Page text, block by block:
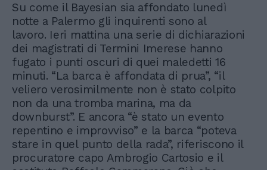
Su come il Bayesian sia affondato lunedì
notte a Palermo gli inquirenti sono al
lavoro. Ieri mattina una serie di dichiarazioni
dei magistrati di Termini Imerese hanno
fugato i punti oscuri di quei maledetti 16
minuti. “La barca è affondata di prua”, “il
veliero verosimilmente non è stato colpito
non da una tromba marina, ma da
downburst”. E ancora “è stato un evento
repentino e improvviso” e la barca “poteva
stare in quel punto della rada”, riferiscono il
procuratore capo Ambrogio Cartosio e il